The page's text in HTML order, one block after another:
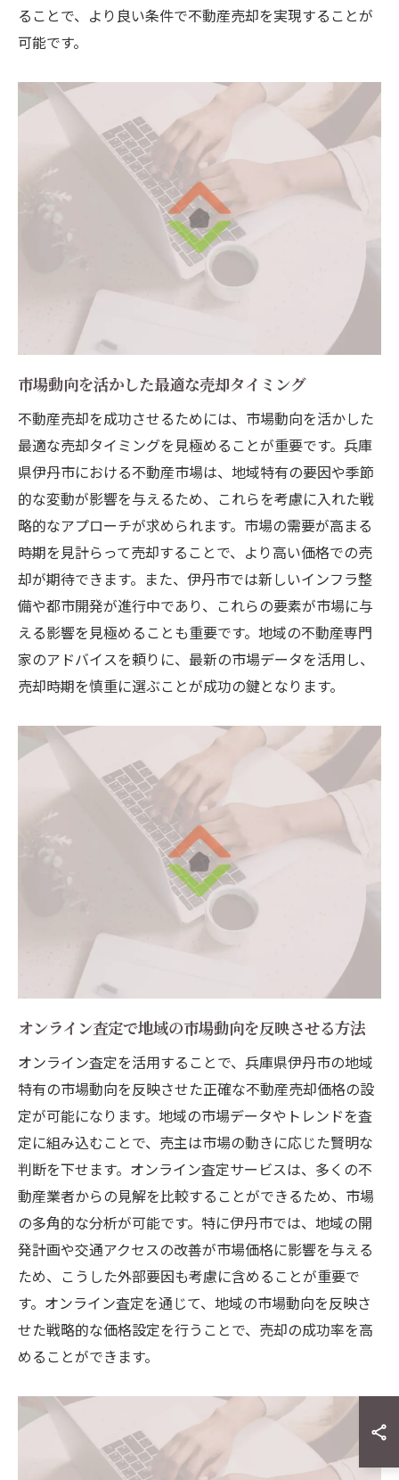
ることで、より良い条件で不動産売却を実現することが
可能です。
市場動向を活かした最適な売却タイミング
不動産売却を成功させるためには、市場動向を活かした
最適な売却タイミングを見極めることが重要です。兵庫
県伊丹市における不動産市場は、地域特有の要因や季節
的な変動が影響を与えるため、これらを考慮に入れた戦
略的なアプローチが求められます。市場の需要が高まる
時期を見計らって売却することで、より高い価格での売
却が期待できます。また、伊丹市では新しいインフラ整
備や都市開発が進行中であり、これらの要素が市場に与
える影響を見極めることも重要です。地域の不動産専門
家のアドバイスを頼りに、最新の市場データを活用し、
売却時期を慎重に選ぶことが成功の鍵となります。
オンライン査定で地域の市場動向を反映させる方法
オンライン査定を活用することで、兵庫県伊丹市の地域
特有の市場動向を反映させた正確な不動産売却価格の設
定が可能になります。地域の市場データやトレンドを査
定に組み込むことで、売主は市場の動きに応じた賢明な
判断を下せます。オンライン査定サービスは、多くの不
動産業者からの見解を比較することができるため、市場
の多角的な分析が可能です。特に伊丹市では、地域の開
発計画や交通アクセスの改善が市場価格に影響を与える
ため、こうした外部要因も考慮に含めることが重要で
す。オンライン査定を通じて、地域の市場動向を反映さ
せた戦略的な価格設定を行うことで、売却の成功率を高
めることができます。